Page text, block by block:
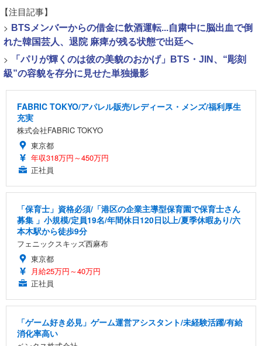
【注目記事】
> BTSメンバーからの借金に飲酒運転...自粛中に脳出血で倒
れた韓国芸人、退院 麻痺が残る状態で出廷へ
>
「パリが輝くのは彼の美貌のおかげ」BTS・JIN、“彫刻
級”の容貌を存分に見せた単独撮影
FABRIC TOKYO/アパレル販売/レディース・メンズ/福利厚生
充実
株式会社FABRIC TOKYO
東京都
年収318万円～450万円
正社員
「保育士」資格必須/「港区の企業主導型保育園で保育士さん
募集 」小規模/定員19名/年間休日120日以上/夏季休暇あり/六
本木駅から徒歩9分
フェニックスキッズ西麻布
東京都
月給25万円～40万円
正社員
「ゲーム好き必見」ゲーム運営アシスタント/未経験活躍/有給
消化率高い